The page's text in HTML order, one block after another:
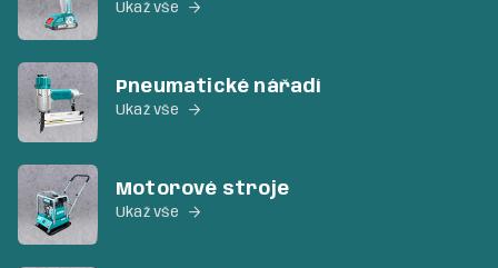
Ukaž vše 
Pneumatické nářadí
Ukaž vše 
Motorové stroje
Ukaž vše 